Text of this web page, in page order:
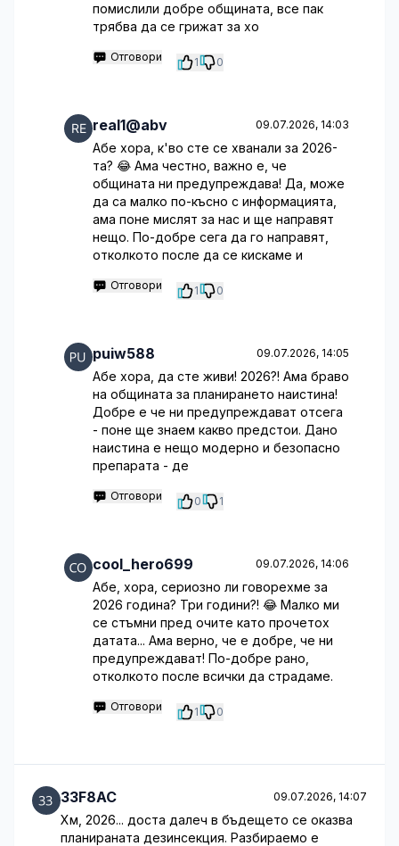
помислили добре общината, все пак
трябва да се грижат за хо
Отговори 1 0
real1@abv 09.07.2026, 14:03
Абе хора, к'во сте се хванали за 2026-
та? 😂 Ама честно, важно е, че
общината ни предупреждава! Да, може
да са малко по-късно с информацията,
ама поне мислят за нас и ще направят
нещо. По-добре сега да го направят,
отколкото после да се кискаме и
Отговори 1 0
puiw588 09.07.2026, 14:05
Абе хора, да сте живи! 2026?! Ама браво
на общината за планирането наистина!
Добре е че ни предупреждават отсега
- поне ще знаем какво предстои. Дано
наистина е нещо модерно и безопасно
препарата - де
Отговори 0 1
cool_hero699 09.07.2026, 14:06
Абе, хора, сериозно ли говорехме за
2026 година? Три години?! 😂 Малко ми
се стъмни пред очите като прочетох
датата... Ама верно, че е добре, че ни
предупреждават! По-добре рано,
отколкото после всички да страдаме.
Отговори 1 0
33F8AC 09.07.2026, 14:07
Хм, 2026... доста далеч в бъдещето се оказва
планираната дезинсекция. Разбираемо е